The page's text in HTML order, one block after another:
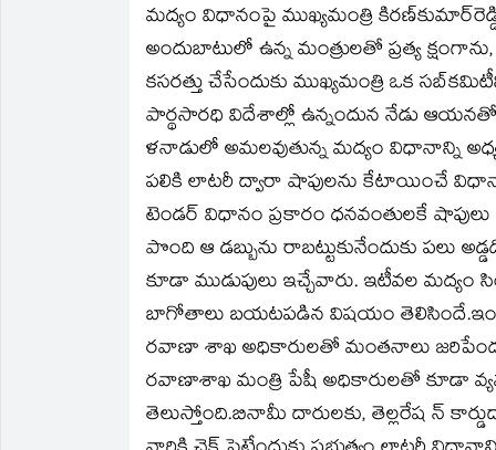
మద్యం విధానంపై ముఖ్యమంత్రి
అందుబాటులో ఉన్న మంత్రులతో ప్రత్య
కసరత్తు చేసేందుకు ముఖ్యమంత్రి ఒక
పార్థసారధి విదేశాల్లో ఉన్నందున నేడు
ళనాడులో అమలవుతున్న మద్యం విధానాన్ని
పలికి లాటరీ ద్వారా షాపులను కేటాయించే
టెండర్‌ విధానం ప్రకారం ధనవంతులకే
పొంది ఆ డబ్బును రాబట్టుకునేందుకు పలు
కూడా ముడుపులు ఇచ్చేవారు. ఇటీవల
బాగోతాలు బయటపడిన విషయం
రవాణా శాఖ అధికారులతో మంతనాలు
రవాణాశాఖ మంత్రి పేషీ అధికారులతో కూడా
తెలుస్తోంది.బినామీ దారులకు, తెల్లరేష న్‌